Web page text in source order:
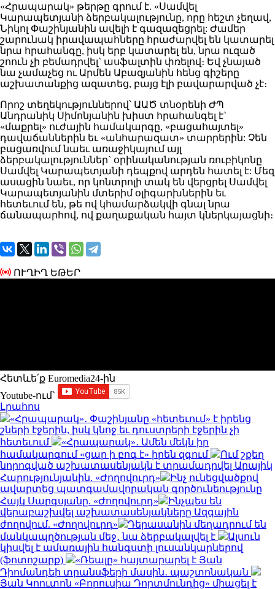
«Հրապարակ» թերթը գրում է. «Սամվել
Կարապետյանի ձերբակալությունը, որը հեշտ չեղավ,
Նիկոլ Փաշինյանին ավելի է գազազեցրել: Ժամեր
շարունակ իրավապահները հրաժարվել են կատարել
նրա հրահանգը, իսկ երբ կատարել են, նրա ուզած
շոուն չի բեմադրվել` ասֆալտին փռելով։ Եվ չնայած
նա չամաչեց ու Արմեն Աբազյանին հենց գիշերը
աշխատանքից ազատեց, բայց էլի բավարարված չէ։
Որոշ տեղեկություններով՝ ԱԱԾ տնօրենի ԺՊ
Անդրանիկ Սիմոնյանին խիստ հրահանգել է`
«մաքրել» ուժային համակարգը, «բացահայտել»
դավաճաններին եւ «անհարազատ» տարրերին: Չեն
բացառվում նաեւ առաջիկայում այլ
ձերբակալություններ` օրինականության ռուբիկոնը
Սամվել Կարապետյանի դեպքով արդեն հատել է: Մեզ
ասացին նաեւ, որ կոնտրոլի տակ են վերցրել Սամվել
Կարապետյանին մտերիմ օլիգարխներին եւ
հետեւում են, թե ով կհամարձակվի գնալ նրա
ճանապարհով, ով քաղաքական հայտ կներկայացնի։
ՈՒՂԻՂ ԵԹԵՐ
Հետևե՛ք Euromedia24-ին
Youtube-ում`
Լրահոս
«Հրապարակ»․ Փաշինյանը «հետեւում» է իրենց
շների էջերին, իսկ կնոջ եւ դուստրերի էջերին չի
հետեւում
«Հրապարակ»․ Ամեն մեկն իր
համակարգում «ցար ի բոգ է» իրեն զգում
Ում շքեղ
նորոգված աշխատասենյակն է տրամադրվել Արայիկ
Հարությունյանին. «Ժողովուրդ»
Ինչ ունեցվածքով
ավարտեց պատգամավորական գործունեությունը
Հայկ Սարգսյանը. «Ժողովուրդ»
Ինչպես են
վերաբաշխվել աշխատասենյակները Ազգային
ժողովում. «Ժողովուրդ»
Դերասանին մեղադրում են
մանկապղծության մեջ․ նա ձերբակալվել է
Ալսուն
կիսվել է ամառային հանգստի լուսանկարներով
(ֆոտոշարք)
«Ռեալը» հայտարարել է Յան
Դիոմանդեի տրանսֆերի մասին․ պաշտոնական
Յան Կոուտոն «Բորուսիա Դորտմունդից» միացել է